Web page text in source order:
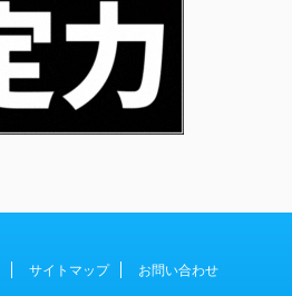
サイトマップ お問い合わせ